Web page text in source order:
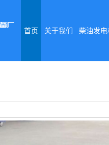
首页 关于我们 柴油发